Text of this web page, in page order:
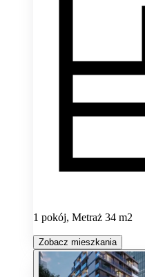
1 pokój, Metraż 34 m2
Zobacz mieszkania